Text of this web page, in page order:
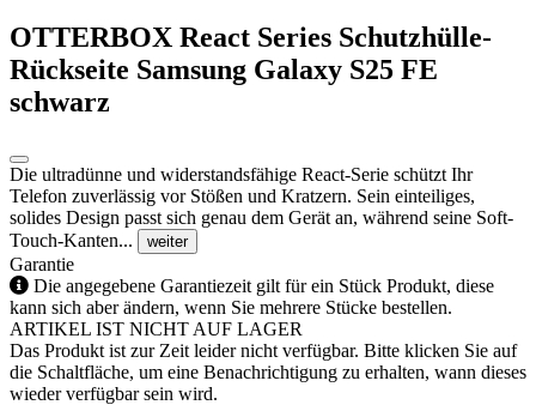
OTTERBOX React Series Schutzhülle-
Rückseite Samsung Galaxy S25 FE
schwarz
Die ultradünne und widerstandsfähige React-Serie schützt Ihr
Telefon zuverlässig vor Stößen und Kratzern. Sein einteiliges,
solides Design passt sich genau dem Gerät an, während seine Soft-
Touch-Kanten...
weiter
Garantie
Die angegebene Garantiezeit gilt für ein Stück Produkt, diese
kann sich aber ändern, wenn Sie mehrere Stücke bestellen.
ARTIKEL IST NICHT AUF LAGER
Das Produkt ist zur Zeit leider nicht verfügbar. Bitte klicken Sie auf
die Schaltfläche, um eine Benachrichtigung zu erhalten, wann dieses
wieder verfügbar sein wird.